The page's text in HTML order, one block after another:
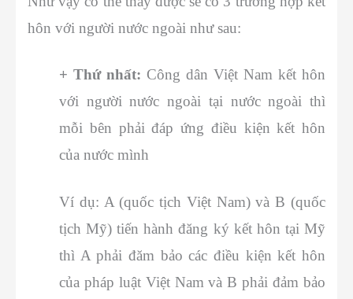
hôn với người nước ngoài như sau:
+ Thứ nhất: Công dân Việt Nam kết hôn
với người nước ngoài tại nước ngoài thì
mỗi bên phải đáp ứng điều kiện kết hôn
của nước mình
Ví dụ: A (quốc tịch Việt Nam) và B (quốc
tịch Mỹ) tiến hành đăng ký kết hôn tại Mỹ
thì A phải đăm bảo các điều kiện kết hôn
của pháp luật Việt Nam và B phải đảm bảo